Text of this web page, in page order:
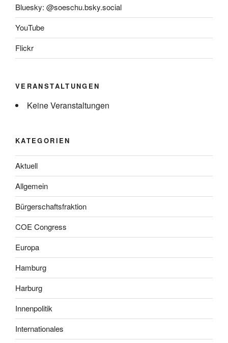
Bluesky: @soeschu.bsky.social
YouTube
Flickr
VERANSTALTUNGEN
Keine Veranstaltungen
KATEGORIEN
Aktuell
Allgemein
Bürgerschaftsfraktion
COE Congress
Europa
Hamburg
Harburg
Innenpolitik
Internationales